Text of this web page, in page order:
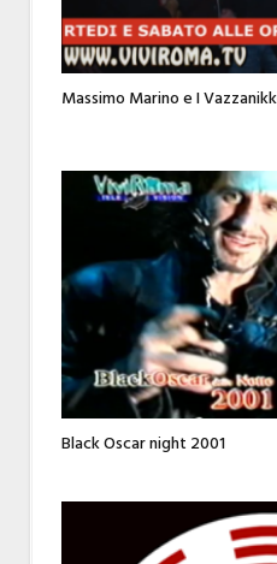
Massimo Marino e I
Black Oscar night 2001